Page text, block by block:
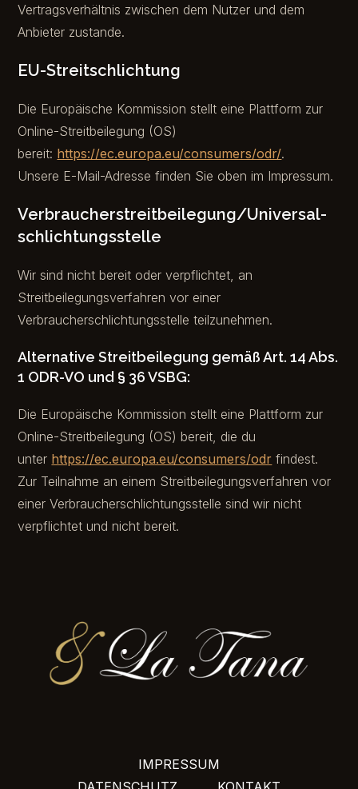
Vertragsverhältnis zwischen dem Nutzer und dem
Anbieter zustande.
EU-Streitschlichtung
Die Europäische Kommission stellt eine Plattform zur
Online-Streitbeilegung (OS)
bereit: https://ec.europa.eu/consumers/odr/.
Unsere E-Mail-Adresse finden Sie oben im Impressum.
Verbraucher­streit­beilegung/Universal­
schlichtungs­stelle
Wir sind nicht bereit oder verpflichtet, an
Streitbeilegungsverfahren vor einer
Verbraucherschlichtungsstelle teilzunehmen.
Alternative Streitbeilegung gemäß Art. 14 Abs.
1 ODR-VO und § 36 VSBG:
Die Europäische Kommission stellt eine Plattform zur
Online-Streitbeilegung (OS) bereit, die du
unter https://ec.europa.eu/consumers/odr findest.
Zur Teilnahme an einem Streitbeilegungsverfahren vor
einer Verbraucherschlichtungsstelle sind wir nicht
verpflichtet und nicht bereit.
IMPRESSUM